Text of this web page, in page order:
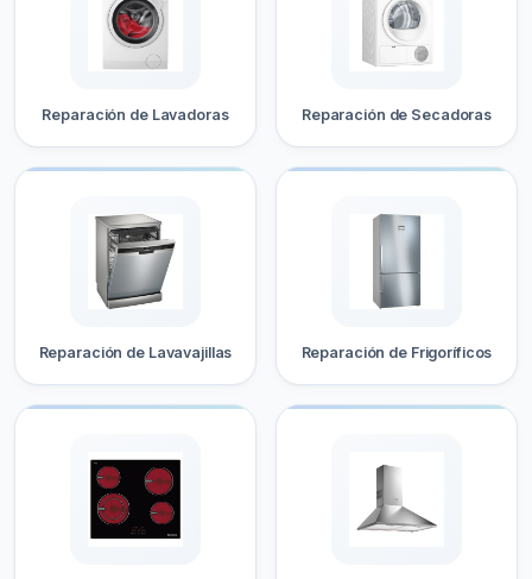
Reparación de Lavadoras Reparación de Secadoras
Reparación de Lavavajillas Reparación de Frigoríficos